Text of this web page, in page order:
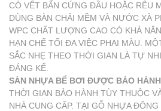
CÓ VẾT BẨN CỨNG ĐẦU HOẶC RÊU
DÙNG BÀN CHẢI MỀM VÀ NƯỚC XÀ
WPC CHẤT LƯỢNG CAO CÓ KHẢ
HẠN CHẾ TỐI ĐA VIỆC PHAI MÀU.
SẮC NHẸ THEO THỜI GIAN LÀ TỰ
ĐÁNG KỂ.
SÀN NHỰA BỂ BƠI ĐƯỢC BẢO
THỜI GIAN BẢO HÀNH TÙY THUỘC
NHÀ CUNG CẤP. TẠI GỖ NHỰA